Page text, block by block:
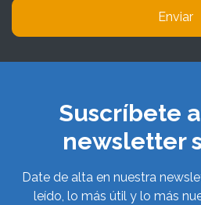
Enviar
Suscríbete
newsletter
Date de alta en nuestra
leído, lo más útil y lo más